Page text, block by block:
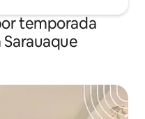
temporada